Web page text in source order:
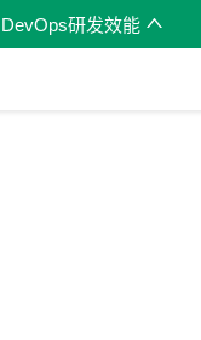
DevOps研发效能